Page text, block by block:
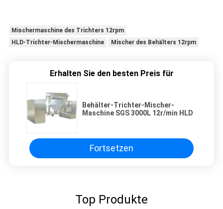
Mischermaschine des Trichters 12rpm
HLD-Trichter-Mischermaschine
Mischer des Behälters 12rpm
Erhalten Sie den besten Preis für
Behälter-Trichter-Mischer-
Maschine SGS 3000L 12r/min HLD
Fortsetzen
Top Produkte